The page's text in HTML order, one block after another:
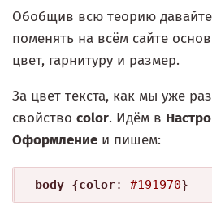
Обобщив всю теорию
поменять на всём сайте
цвет, гарнитуру и размер.
За цвет текста, как мы уже
свойство color. Идём в
Оформление и пишем:
body {color: #191970}